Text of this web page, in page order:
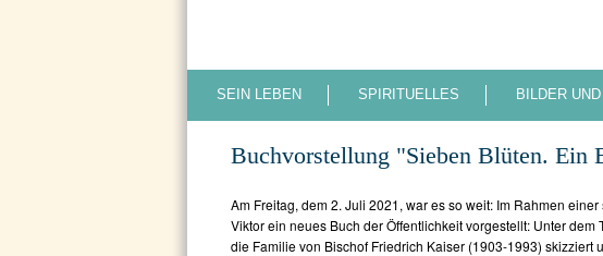
SEIN LEBEN SPIRITUELLES BILDER
Buchvorstellung "Sieben Blüten. Ein
Am Freitag, dem 2. Juli 2021, war es so weit: Im Rahmen
Viktor ein neues Buch der Öffentlichkeit vorgestellt: Unter
die Familie von Bischof Friedrich Kaiser (1903-1993)